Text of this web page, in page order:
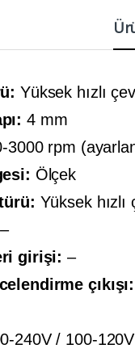
Yüksek hızlı
4 mm
3000 rpm
Ölçek
Yüksek
–
girişi: –
çıkışı:
240V / 100-120V